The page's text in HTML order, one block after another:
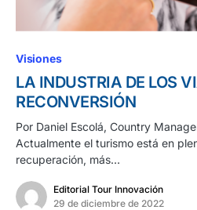
Visiones
LA INDUSTRIA DE LOS
RECONVERSIÓN
Por Daniel Escolá, Country
Actualmente el turismo está en
recuperación, más…
Editorial Tour Innovación
29 de diciembre de 2022